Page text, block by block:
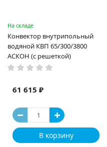
На складе
Конвектор внутрипольный
водяной КВП 65/300/3800
АСКОН (с решеткой)
61 615 ₽
В корзину